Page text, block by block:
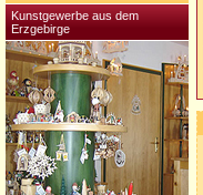
Kunstgewerbe aus dem
Erzgebirge